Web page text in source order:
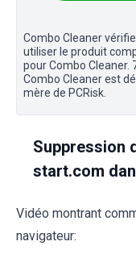
Combo Cleaner
utiliser le produit
pour Combo Cleaner.
Combo Cleaner est
mère de PCRisk.
Suppression
start.com
Vidéo montrant
navigateur: